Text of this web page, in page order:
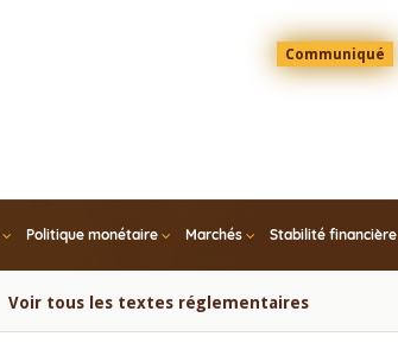
Menu
Top
Communiqué
Politique monétaire Marchés Stabilité financière
Voir tous les textes réglementaires